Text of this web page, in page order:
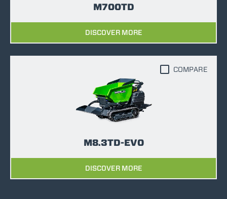
M700TD
DISCOVER MORE
M8.3TD-EVO
DISCOVER MORE
COMPARE